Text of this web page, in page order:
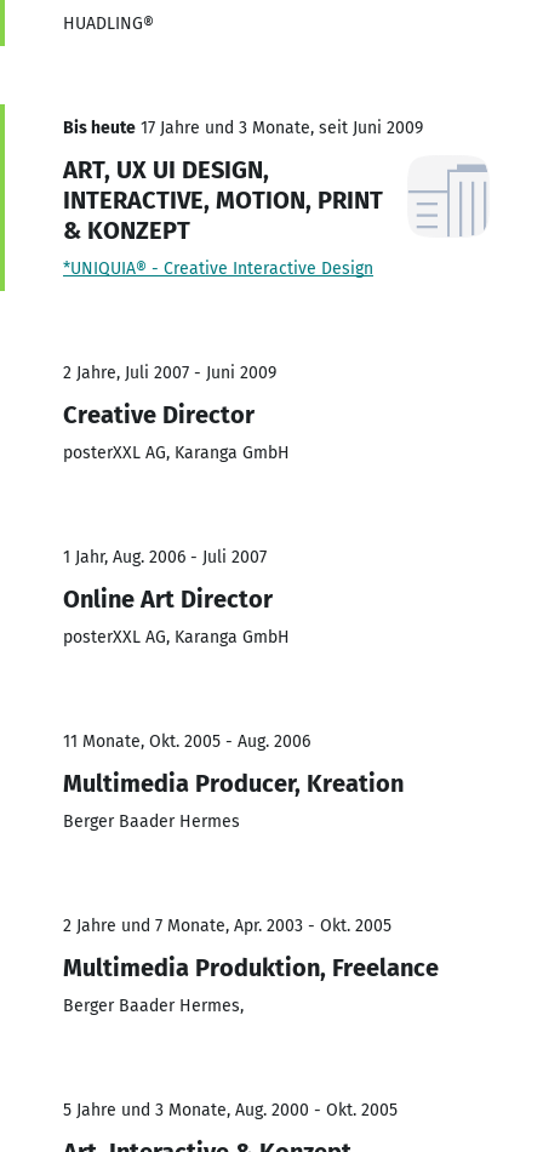
HUADLING®
Bis heute 17 Jahre und 3 Monate, seit Juni 2009
ART, UX UI DESIGN,
INTERACTIVE, MOTION, PRINT
& KONZEPT
*UNIQUIA® - Creative Interactive Design
2 Jahre, Juli 2007 - Juni 2009
Creative Director
posterXXL AG, Karanga GmbH
1 Jahr, Aug. 2006 - Juli 2007
Online Art Director
posterXXL AG, Karanga GmbH
11 Monate, Okt. 2005 - Aug. 2006
Multimedia Producer, Kreation
Berger Baader Hermes
2 Jahre und 7 Monate, Apr. 2003 - Okt. 2005
Multimedia Produktion, Freelance
Berger Baader Hermes,
5 Jahre und 3 Monate, Aug. 2000 - Okt. 2005